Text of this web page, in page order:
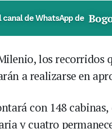
canal de WhatsApp de
los recorridos
a realizarse en
con 148
y cuatro